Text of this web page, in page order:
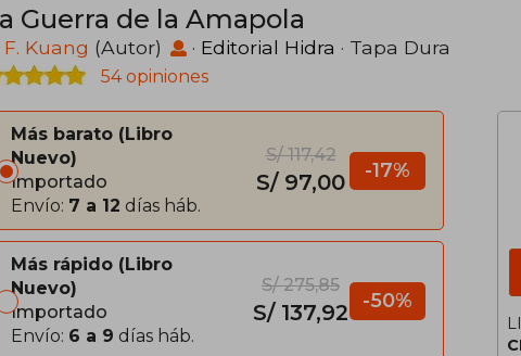
Guerra de la Amapola
F. Kuang (Autor) · Editorial Hidra · Tapa Dura
54 opiniones
Más barato
Libro
Nuevo
Importado
Envío: 7 a 12 días háb.
S/ 117,42
S/ 97,00 -17%
Más rápido
Libro
Nuevo
Importado
Envío: 6 a 9 días háb.
S/ 275,85
S/ 137,92 -50%